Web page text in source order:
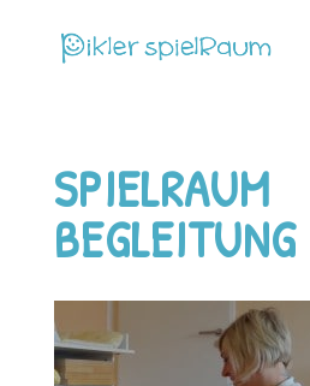
SPIELRAUM
BEGLEITUNG